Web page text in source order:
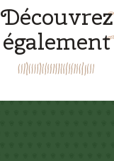
Découvrez
également